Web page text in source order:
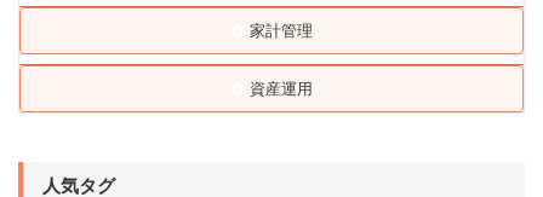
家計管理
資産運用
人気タグ